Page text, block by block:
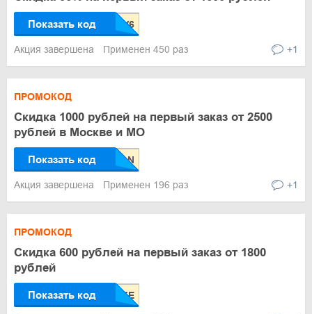
Показать код
Акция завершена Применен 450 раз +1
ПРОМОКОД
Скидка 1000 рублей на первый заказ от 2500
рублей в Москве и МО
Показать код
Акция завершена Применен 196 раз +1
ПРОМОКОД
Скидка 600 рублей на первый заказ от 1800
рублей
Показать код